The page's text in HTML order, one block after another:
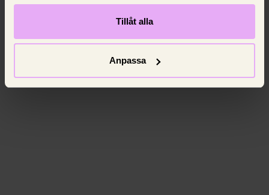
Tillåt alla
Anpassa